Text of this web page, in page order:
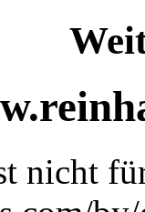
nicht